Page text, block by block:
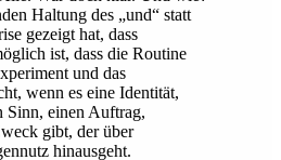
Haltung des „und“ statt
gezeigt hat, dass
ist, dass die Routine
und das
wenn es eine Identität,
Sinn, einen Auftrag,
gibt, der über
hinausgeht.